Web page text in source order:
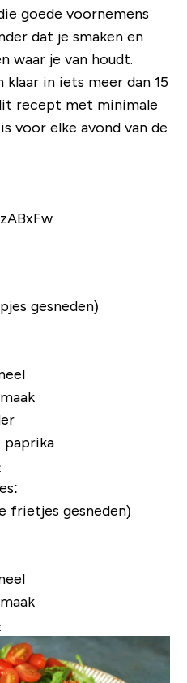
goede voornemens
dat je smaken en
waar je van houdt.
in iets meer dan 15
recept met minimale
voor elke avond van de
gesneden)
paprika
frietjes gesneden)